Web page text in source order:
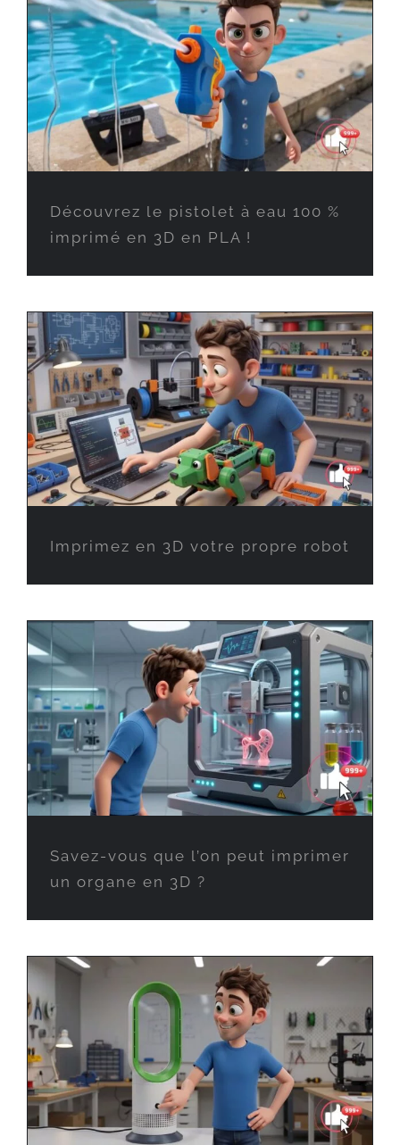
Découvrez le pistolet à eau 100 %
imprimé en 3D en PLA !
Imprimez en 3D votre propre robot
Savez-vous que l’on peut imprimer
un organe en 3D ?